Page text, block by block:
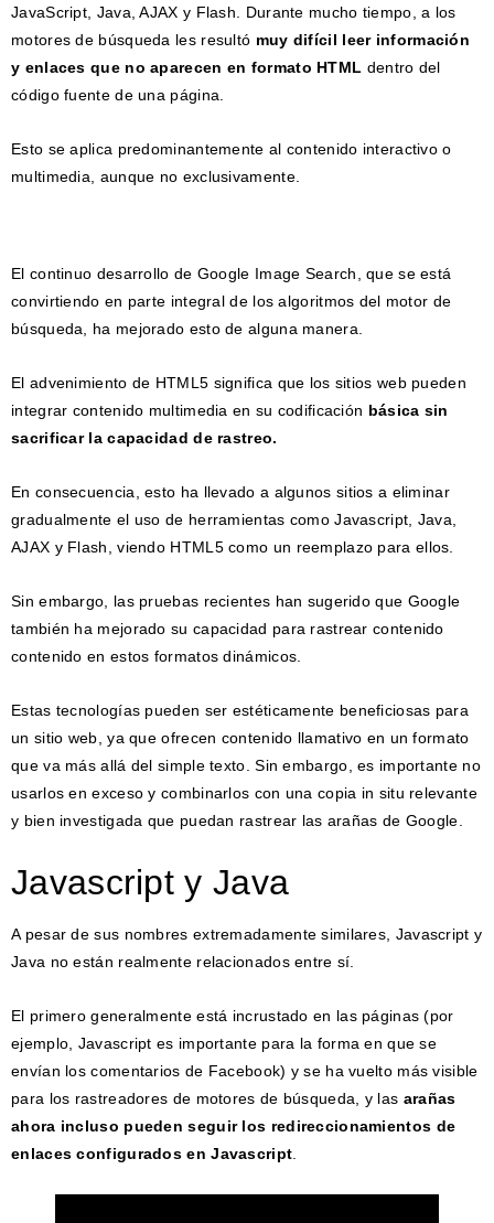
JavaScript, Java, AJAX y Flash. Durante mucho tiempo, a los
motores de búsqueda les resultó muy difícil leer información
y enlaces que no aparecen en formato HTML dentro del
código fuente de una página.
Esto se aplica predominantemente al contenido interactivo o
multimedia, aunque no exclusivamente.
El continuo desarrollo de Google Image Search, que se está
convirtiendo en parte integral de los algoritmos del motor de
búsqueda, ha mejorado esto de alguna manera.
El advenimiento de HTML5 significa que los sitios web pueden
integrar contenido multimedia en su codificación básica sin
sacrificar la capacidad de rastreo.
En consecuencia, esto ha llevado a algunos sitios a eliminar
gradualmente el uso de herramientas como Javascript, Java,
AJAX y Flash, viendo HTML5 como un reemplazo para ellos.
Sin embargo, las pruebas recientes han sugerido que Google
también ha mejorado su capacidad para rastrear contenido
contenido en estos formatos dinámicos.
Estas tecnologías pueden ser estéticamente beneficiosas para
un sitio web, ya que ofrecen contenido llamativo en un formato
que va más allá del simple texto. Sin embargo, es importante no
usarlos en exceso y combinarlos con una copia in situ relevante
y bien investigada que puedan rastrear las arañas de Google.
Javascript y Java
A pesar de sus nombres extremadamente similares, Javascript y
Java no están realmente relacionados entre sí.
El primero generalmente está incrustado en las páginas (por
ejemplo, Javascript es importante para la forma en que se
envían los comentarios de Facebook) y se ha vuelto más visible
para los rastreadores de motores de búsqueda, y las arañas
ahora incluso pueden seguir los redireccionamientos de
enlaces configurados en Javascript